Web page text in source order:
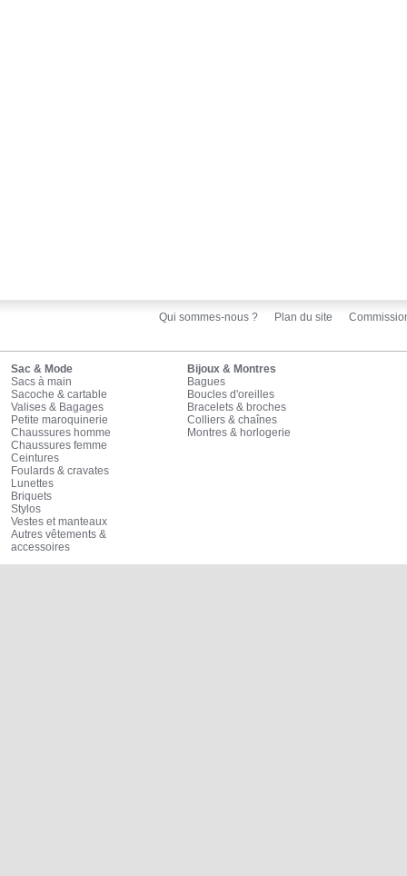
Qui sommes-nous ? Plan du site
Sac & Mode
Sacs à main
Sacoche & cartable
Valises & Bagages
Petite maroquinerie
Chaussures homme
Chaussures femme
Ceintures
Foulards & cravates
Lunettes
Briquets
Stylos
Vestes et manteaux
Autres vêtements &
accessoires
Bijoux & Montres
Bagues
Boucles d'oreilles
Bracelets & broches
Colliers & chaînes
Montres & horlogerie